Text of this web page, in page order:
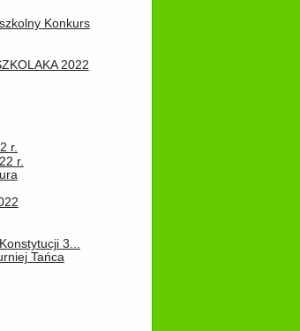
Konkurs
2022
r.
r.
3...
Tańca